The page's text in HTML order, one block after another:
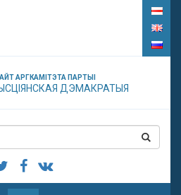
АРГКАМІТЭТА ПАРТЫІ
ДЭМАКРАТЫЯ